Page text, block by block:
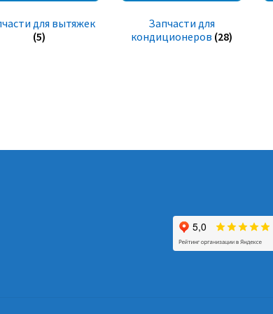
для вытяжек
(5)
Запчасти для
кондиционеров (28)